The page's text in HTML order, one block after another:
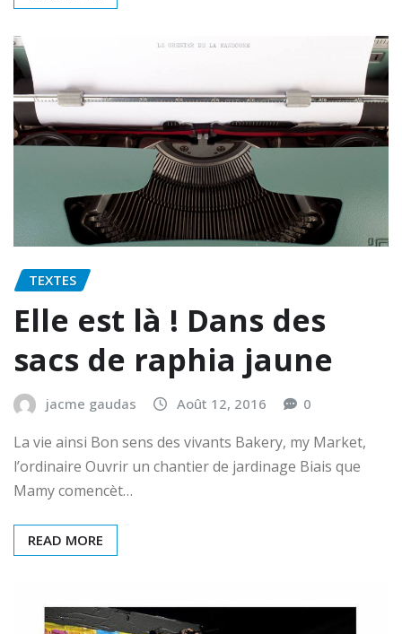
TEXTES
Elle est là ! Dans des
sacs de raphia jaune
jacme gaudas Août 12, 2016 0
La vie ainsi Bon sens des vivants Bakery, my Market,
l’ordinaire Ouvrir un chantier de jardinage Biais que
Mamy comencèt…
READ MORE